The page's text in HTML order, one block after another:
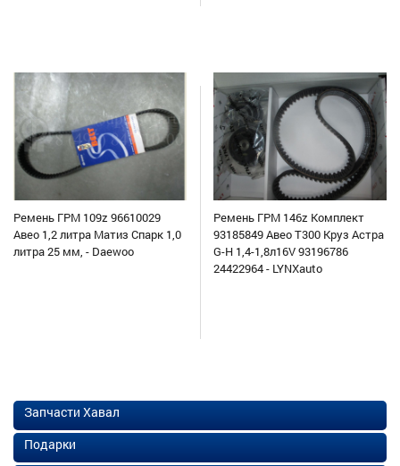
Ремень ГРМ 109z 96610029
Авео 1,2 литра Матиз Спарк 1,0
литра 25 мм, - Daewoo
Ремень ГРМ 146z Комплект
93185849 Авео Т300 Круз Астра
G-H 1,4-1,8л16V 93196786
24422964 - LYNXauto
Запчасти Хавал
Подарки